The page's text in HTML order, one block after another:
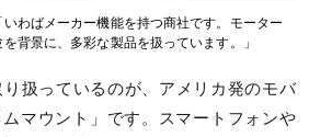
わばメーカー機能を持つ商社です。モーター
背景に、多彩な製品を扱っています。」
扱っているのが、アメリカ発のモバ
マウント」です。スマートフォンや